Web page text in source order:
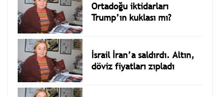
Ortadoğu iktidarları
Trump’ın kuklası mı?
İsrail İran’a saldırdı. Altın,
döviz fiyatları zıpladı